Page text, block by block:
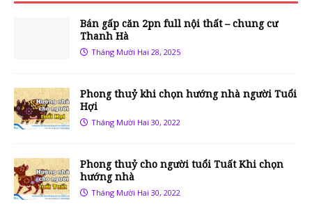
Bán gấp căn 2pn full nội thất – chung cư
Thanh Hà
Tháng Mười Hai 28, 2025
Phong thuỷ khi chọn hướng nhà người Tuổi
Hợi
Tháng Mười Hai 30, 2022
Phong thuỷ cho người tuổi Tuất Khi chọn
hướng nhà
Tháng Mười Hai 30, 2022